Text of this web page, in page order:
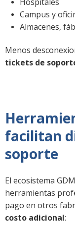
Hospitales
Campus y
Almacenes,
Menos
tickets de
facilitan
soporte
El ecosistema
herramientas
pago en otros
costo adicional: